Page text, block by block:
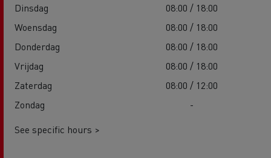
Dinsdag
08:00 / 18:00
Woensdag
08:00 / 18:00
Donderdag
08:00 / 18:00
Vrijdag
08:00 / 18:00
Zaterdag
08:00 / 12:00
Zondag
-
See specific hours >